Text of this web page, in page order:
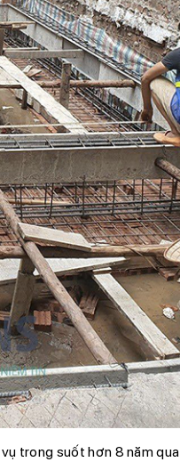
trong suốt hơn 8 năm